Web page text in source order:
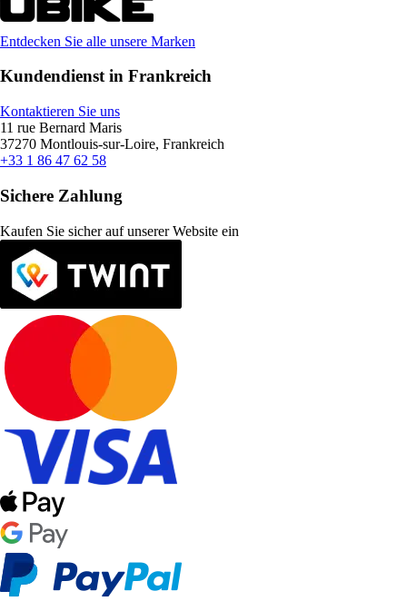
Entdecken Sie alle unsere Marken
Kundendienst in Frankreich
Kontaktieren Sie uns
11 rue Bernard Maris
37270 Montlouis-sur-Loire, Frankreich
+33 1 86 47 62 58
Sichere Zahlung
Kaufen Sie sicher auf unserer Website ein